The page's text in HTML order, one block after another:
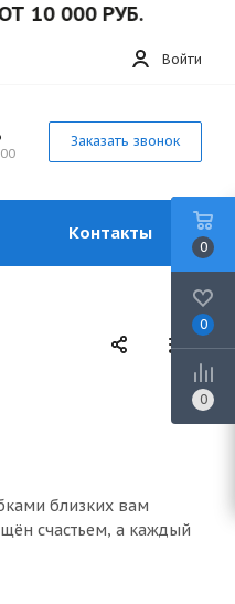
000 РУБ.
Войти
Заказать звонок
Контакты
близких вам
счастьем, а каждый
0
0
0